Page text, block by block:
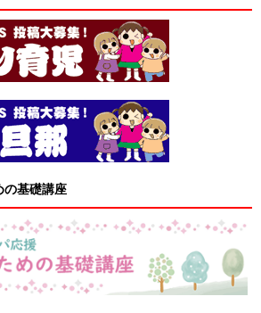
の基礎講座